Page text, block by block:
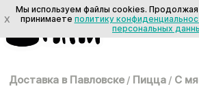
Доставка в Павловске / Пицца / С
X
Мы используем файлы cookies. Продолжая
принимаете политику
персональных